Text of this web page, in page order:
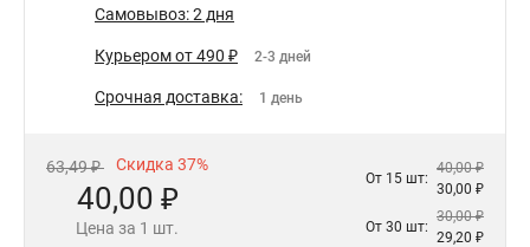
Самовывоз: 2 дня
Курьером от 490 ₽ 2-3 дней
Срочная доставка: 1 день
63,49 ₽ Скидка 37%
40,00 ₽
Цена за 1 шт.
От 15 шт:
40,00 ₽
30,00 ₽
От 30 шт:
30,00 ₽
29,20 ₽